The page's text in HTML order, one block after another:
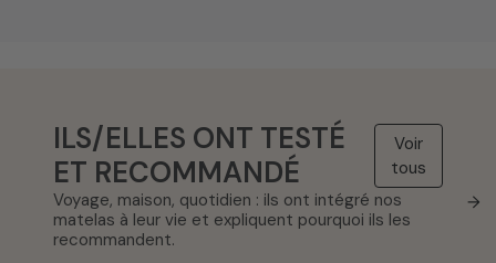
ILS/ELLES ONT TESTÉ
ET RECOMMANDÉ
Voir
tous
→
Voyage, maison, quotidien : ils ont intégré nos
matelas à leur vie et expliquent pourquoi ils les
recommandent.